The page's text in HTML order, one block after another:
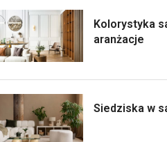
Kolorystyka
aranżacje
Siedziska w